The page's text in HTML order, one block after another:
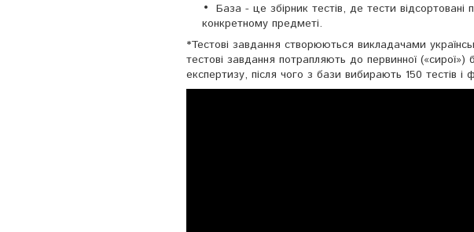
База - це збірник тестів, де тести
конкретному предметі.
*Тестові завдання створюються викладачами
тестові завдання потрапляють до первинної
експертизу, після чого з бази вибирають 150 тестів